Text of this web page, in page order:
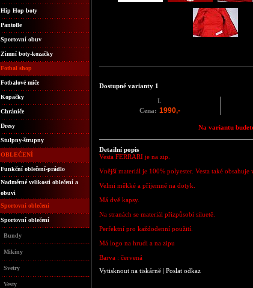
Hip Hop boty
Pantofle
Sportovní obuv
Zimní boty-kozačky
Fotbal shop
Fotbalové míče
Kopačky
Chrániče
Dresy
Stulpny-štrupny
OBLEČENÍ
Funkční oblečení-prádlo
Nadměrné velikosti oblečení a
obuvi
Sportovní oblečení
Sportovní oblečení
Bundy
Mikiny
Svetry
Vesty
Dostupné varianty 1
L
Cena: 1990,-
Na variantu
Detailní popis
Vesta FERRARI je na zip.
Vnější materiál je 100% polyester. Vesta také
Velmi měkké a příjemné na dotyk.
Má dvě kapsy.
Na stranách se materiál přizpůsobí siluetě.
Perfektní pro každodenní použití.
Má logo na hrudi a na zipu
Barva : červená
Vytisknout na tiskárně | Poslat odkaz